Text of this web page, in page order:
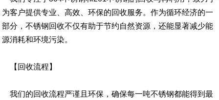
为客户提供专业、高效、环保的回收服务。作为循环经济的一
部分，不锈钢回收不仅有助于节约自然资源，还能显著减少能
源消耗和环境污染。
【回收流程】
我们的回收流程严谨且环保，确保每一吨不锈钢都能得到最